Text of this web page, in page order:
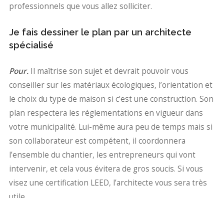
professionnels que vous allez solliciter.
Je fais dessiner le plan par un architecte
spécialisé
Pour. Il maîtrise son sujet et devrait pouvoir vous
conseiller sur les matériaux écologiques, l’orientation et
le choix du type de maison si c’est une construction. Son
plan respectera les réglementations en vigueur dans
votre municipalité. Lui-même aura peu de temps mais si
son collaborateur est compétent, il coordonnera
l’ensemble du chantier, les entrepreneurs qui vont
intervenir, et cela vous évitera de gros soucis. Si vous
visez une certification LEED, l’architecte vous sera très